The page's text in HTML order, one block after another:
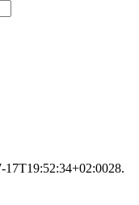
17T19:52:34+02:0028.